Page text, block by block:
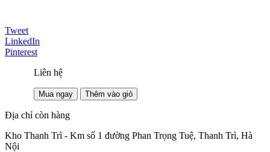
Tweet
LinkedIn
Pinterest
Liên hệ
Mua ngay Thêm vào giỏ
Địa chỉ còn hàng
Kho Thanh Trì - Km số 1 đường Phan Trọng Tuệ, Thanh Trì, Hà
Nội